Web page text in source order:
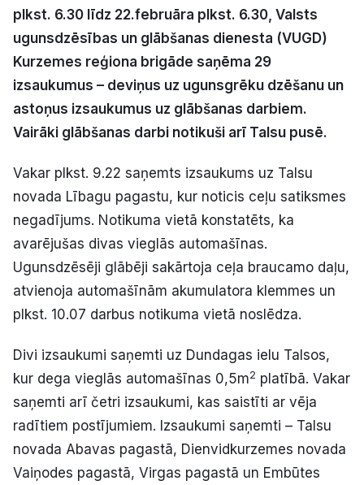
Sludinājumi
Pasākumi
Reklāma
Politiskā reklāma
Par mums
Kontakti
Ziņo redakcijai
Facebook Instagram YouTube
plkst. 6.30 līdz 22.februāra plkst. 6.30, Valsts
ugunsdzēsības un glābšanas dienesta (VUGD)
Kurzemes reģiona brigāde saņēma 29
izsaukumus – deviņus uz ugunsgrēku dzēšanu un
astoņus izsaukumus uz glābšanas darbiem.
Vairāki glābšanas darbi notikuši arī Talsu pusē.
Vakar plkst. 9.22 saņemts izsaukums uz Talsu
novada Lībagu pagastu, kur noticis ceļu satiksmes
negadījums. Notikuma vietā konstatēts, ka
avarējušas divas vieglās automašīnas.
Ugunsdzēsēji glābēji sakārtoja ceļa braucamo daļu,
atvienoja automašīnām akumulatora klemmes un
plkst. 10.07 darbus notikuma vietā noslēdza.
Divi izsaukumi saņemti uz Dundagas ielu Talsos,
kur dega vieglās automašīnas 0,5m2 platībā. Vakar
saņemti arī četri izsaukumi, kas saistīti ar vēja
radītiem postījumiem. Izsaukumi saņemti – Talsu
novada Abavas pagastā, Dienvidkurzemes novada
Vaiņodes pagastā, Virgas pagastā un Embūtes